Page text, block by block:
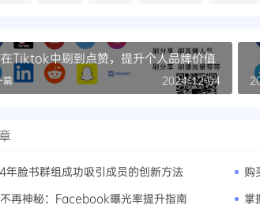
Tiktok中刷到点赞，提升个人品牌价值
篇 2024-12-04
年脸书群组成功吸引成员的创新方法
购
再神秘：Facebook曝光率提升指南
掌